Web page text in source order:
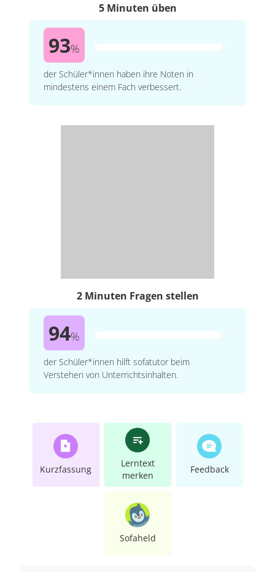
5 Minuten üben
93%
der Schüler*innen haben ihre Noten in
mindestens einem Fach verbessert.
2 Minuten Fragen stellen
94%
der Schüler*innen hilft sofatutor beim
Verstehen von Unterrichtsinhalten.
Kurzfassung
Lerntext
merken
Feedback
Sofaheld